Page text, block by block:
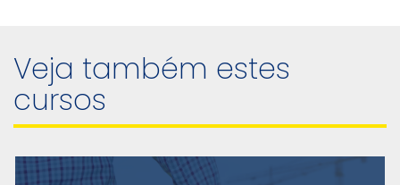
Veja também estes
cursos